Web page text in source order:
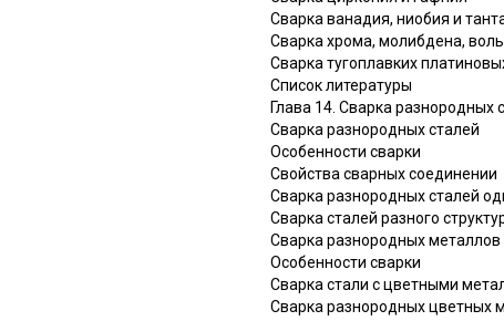
Сварка ванадия, ниобия и
Сварка хрома, молибдена,
Сварка тугоплавких
Список литературы
Глава 14. Сварка разнородных
Сварка разнородных сталей
Особенности сварки
Свойства сварных соединении
Сварка разнородных сталей
Сварка сталей разного
Сварка разнородных металлов
Особенности сварки
Сварка стали с цветными
Сварка разнородных цветных